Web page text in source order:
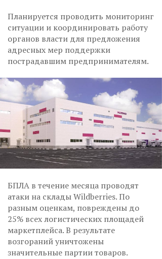
Планируется проводить мониторинг
ситуации и координировать работу
органов власти для предложения
адресных мер поддержки
пострадавшим предпринимателям.
БПЛА в течение месяца проводят
атаки на склады Wildberries. По
разным оценкам, повреждены до
25% всех логистических площадей
маркетплейса. В результате
возгораний уничтожены
значительные партии товаров.